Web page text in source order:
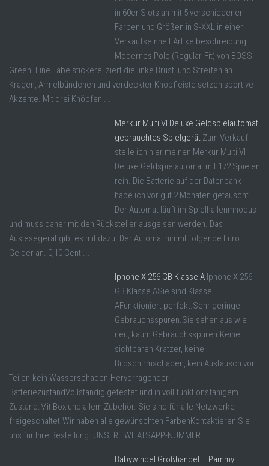
in 60er Slots an mit 5 verschiedenen
Farben und Größen in S-XXL in einer
Verkaufseinheit Artikelbeschreibung :
Modernes Polo (Regular-Fit) von BOSS
Green. Eine Labelstickerei ziert die linke Brust, und Streifen an
Kragen, Ärmelbündchen und verdeckter Knopfleiste setzen sportive
Akzente. Mit drei Knöpfen ...
Merkur Multi VI Deluxe Geldspielautomat
gebrauchtes Spielgerät Zum Verkauf
stelle ich hier meinen Merkur Multi VI
Deluxe Geldspielautomat mit 172 Spielen
rein. Die Batterie auf der Datenbank
habe ich vor gut 2 Monaten getauscht.
Der Automat läuft im Spielhallenmnodus
und muss daher mit den Rücksteller ausgelsen werden. Das
Auslesegerät gibt es mit dazu. Der Automat nimmt folgende Euro
Gelder an. 0,10 Cent ...
Iphone X 256 GB Klasse A Iphone X 256
GB Klasse ASie sind Klasse
AFunktioniert perfekt.Sehr geringe
Gebrauchsspuren.Sie sehen aus wie
neu, kaum Gebrauchsspuren.Keine
sichtbaren Kratzer, keine
Bildschirmschäden, kein Austausch von
Teilen.kein Wasserschaden.Hervorragender
BatteriezustandVollständig getestet und in voll funktionsfähigem
Zustand.Mit Box und allem Zubehör. Sie sind für alle Netzwerke
freigeschaltet.Wir haben alle gewünschten FarbenKontaktieren Sie
uns für Ihre Bestellung. UNSERE WHATSAPP-NUMMER: ...
Babywindel Großhandel – Pammy